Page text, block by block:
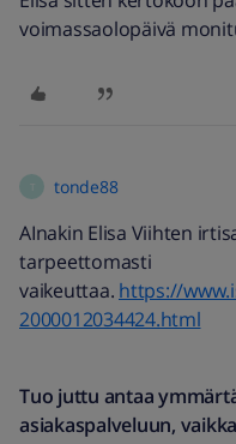
voimassaolopäivä
tonde88
AInakin Elisa Viihten
tarpeettomasti
vaikeuttaa. https://
2000012034424.html
Tuo juttu antaa
asiakaspalveluun,